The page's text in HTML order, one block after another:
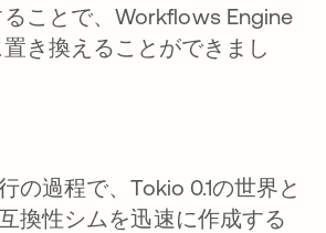
ことで、Workflows Engine
き換えることができまし
の過程で、Tokio 0.1の世界と
換性シムを迅速に作成する